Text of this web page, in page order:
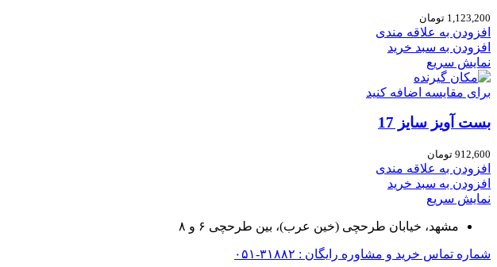
1,123,200 تومان
افزودن به علاقه مندی
افزودن به سبد خرید
نمایش سریع
برای مقایسه اضافه کنید
بست آویز سایز 17
912,600 تومان
افزودن به علاقه مندی
افزودن به سبد خرید
نمایش سریع
مشهد، خیابان طرحچی (خین عرب)، بین طرحچی ۶ و ۸
شماره تماس خرید و مشاوره رایگان : ۳۱۸۸۲-۰۵۱